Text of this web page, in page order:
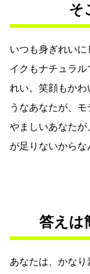
そ
いつも身ぎれい
イクもナチュラ
れい。笑顔もか
うなあなたが、
やましいあなた
が足りないからな
答えは
あなたは、かな